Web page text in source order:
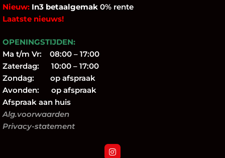
Nieuw: In3 betaalgemak 0% rente
Laatste nieuws!
OPENINGSTIJDEN:
Ma t/m Vr: 08:00 – 17:00
Zaterdag: 10:00 – 17:00
Zondag: op afspraak
Avonden: op afspraak
Afspraak aan huis
Alg.voorwaarden
Privacy-statement